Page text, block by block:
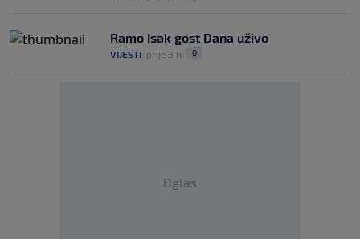
Ramo Isak gost Dana uživo
VIJESTI prije 3 h 0
Oglas